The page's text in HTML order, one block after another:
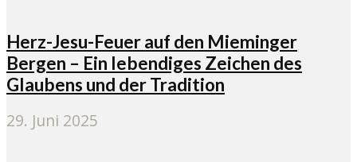
Herz-Jesu-Feuer auf den Mieminger
Bergen – Ein lebendiges Zeichen des
Glaubens und der Tradition
29. Juni 2025